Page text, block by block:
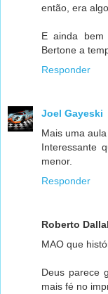
então, era
E ainda
Bertone a
Responder
Joel Gayeski
Mais uma
Interessante
menor.
Responder
Roberto
MAO que
Deus parece
mais fé no